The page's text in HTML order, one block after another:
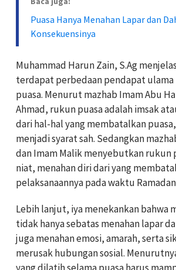
Puasa Hanya Menahan Lapar dan
Konsekuensinya
Muhammad Harun Zain, S.Ag
terdapat perbedaan pendapat
puasa. Menurut mazhab Imam Abu
Ahmad, rukun puasa adalah imsak
dari hal-hal yang membatalkan
menjadi syarat sah. Sedangkan
dan Imam Malik menyebutkan rukun
niat, menahan diri dari yang
pelaksanaannya pada waktu
Lebih lanjut, iya menekankan bahwa
tidak hanya sebatas menahan lapar
juga menahan emosi, amarah, serta
merusak hubungan sosial.
yang dilatih selama puasa harus